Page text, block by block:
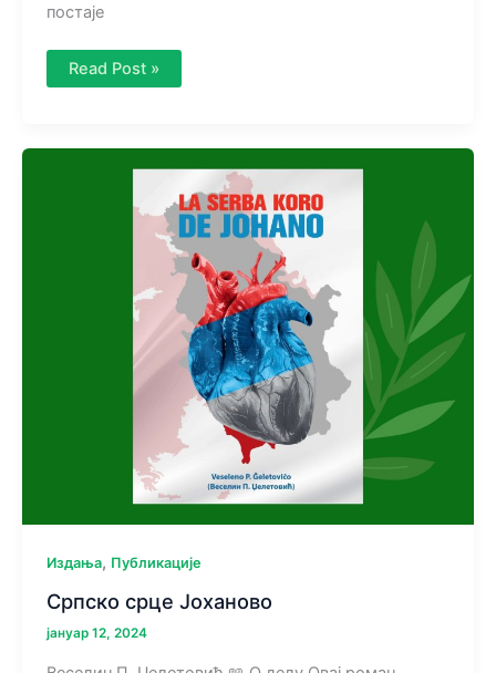
постаје
Хајдук
Read Post »
Издања, Публикације
Српско срце Јоханово
јануар 12, 2024